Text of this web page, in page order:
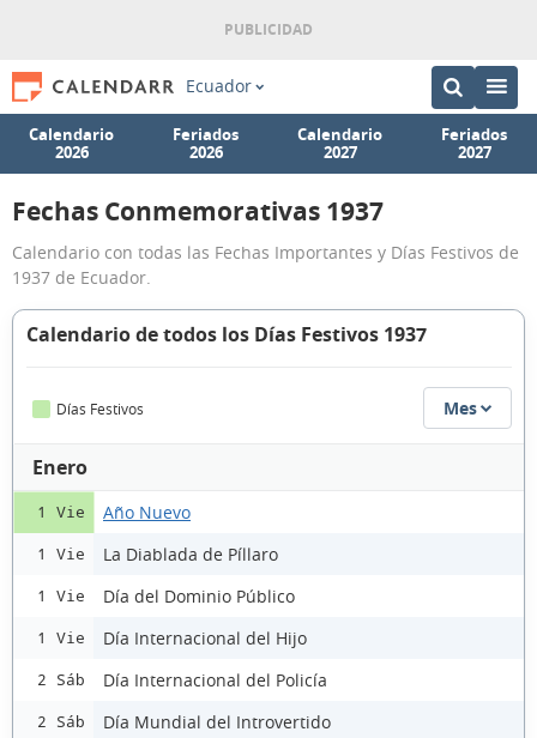
Ecuador
Calendario
2026
Feriados
2026
Calendario
2027
Feriados
2027
Fechas Conmemorativas 1937
Calendario con todas las Fechas Importantes y Días Festivos de
1937 de Ecuador.
Calendario de todos los Días Festivos 1937
Días Festivos Mes
Enero
1 Vie Año Nuevo
1 Vie La Diablada de Píllaro
1 Vie Día del Dominio Público
1 Vie Día Internacional del Hijo
2 Sáb Día Internacional del Policía
2 Sáb Día Mundial del Introvertido